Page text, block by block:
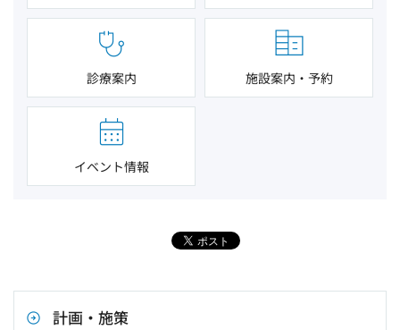
診療案内 施設案内・予約
イベント情報
計画・施策